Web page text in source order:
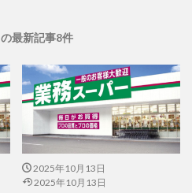
の最新記事8件
2025年10月13日
2025年10月13日